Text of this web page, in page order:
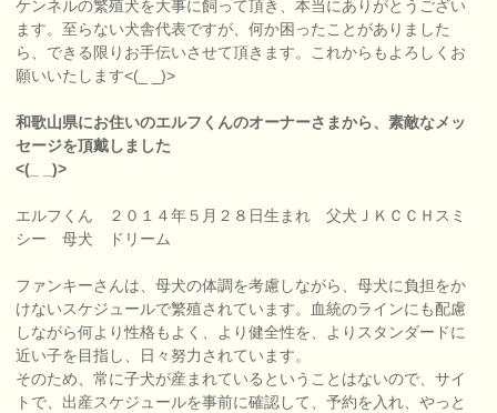
ケンネルの繁殖犬を大事に飼って頂き、本当にありがとうござい
ます。至らない犬舎代表ですが、何か困ったことがありました
ら、できる限りお手伝いさせて頂きます。これからもよろしくお
願いいたします<(_ _)>
和歌山県にお住いのエルフくんのオーナーさまから、素敵なメッ
セージを頂戴しました
<(_ _)>
エルフくん ２０１４年５月２８日生まれ 父犬ＪＫＣＣＨスミ
シー 母犬 ドリーム
ファンキーさんは、母犬の体調を考慮しながら、母犬に負担をか
けないスケジュールで繁殖されています。血統のラインにも配慮
しながら何より性格もよく、より健全性を、よりスタンダードに
近い子を目指し、日々努力されています。
そのため、常に子犬が産まれているということはないので、サイ
トで、出産スケジュールを事前に確認して、予約を入れ、やっと